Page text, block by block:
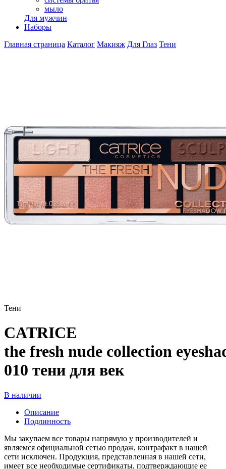
мыло
Для мужчин
Наборы
Главная страница Каталог Макияж Для Глаз Тени
Тени
CATRICE
the fresh nude collection
010 тени для век
В наличии
Описание
Подлинность
Мы закупаем все товары напрямую у производителей и
являемся официальной сетью продаж, контрафакт в нашей
сети исключен. Продукция, представленная в нашей сети,
имеет все необходимые сертификаты, подтверждающие ее